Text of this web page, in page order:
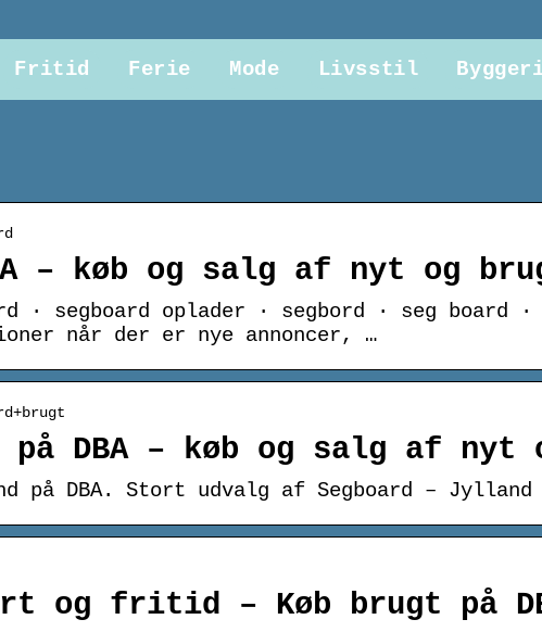
Fritid Ferie Mode Livsstil
– køb og salg af nyt og
· segboard oplader · segbord · seg board ·
når der er nye annoncer, …
på DBA – køb og salg af nyt
på DBA. Stort udvalg af Segboard – Jylland
og fritid – Køb brugt på